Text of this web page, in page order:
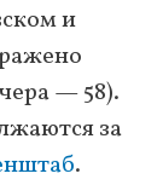
и
— 58).
за
.